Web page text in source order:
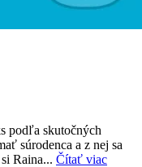
podľa skutočných
súrodenca a z nej sa
Raina... Čítať viac